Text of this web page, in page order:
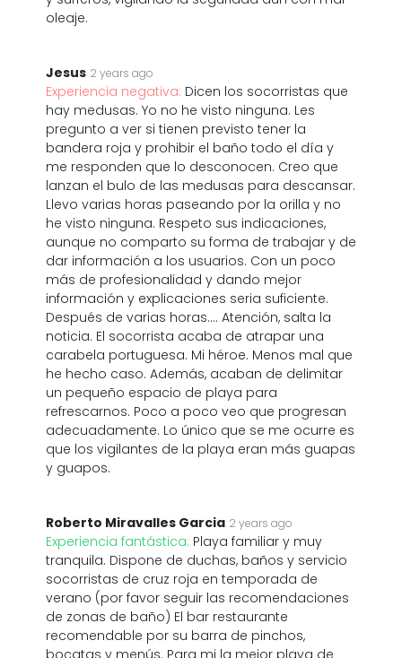
oleaje.
Jesus 2 years ago
Experiencia negativa: Dicen los socorristas que
hay medusas. Yo no he visto ninguna. Les
pregunto a ver si tienen previsto tener la
bandera roja y prohibir el baño todo el día y
me responden que lo desconocen. Creo que
lanzan el bulo de las medusas para descansar.
Llevo varias horas paseando por la orilla y no
he visto ninguna. Respeto sus indicaciones,
aunque no comparto su forma de trabajar y de
dar información a los usuarios. Con un poco
más de profesionalidad y dando mejor
información y explicaciones seria suficiente.
Después de varias horas.... Atención, salta la
noticia. El socorrista acaba de atrapar una
carabela portuguesa. Mi héroe. Menos mal que
he hecho caso. Además, acaban de delimitar
un pequeño espacio de playa para
refrescarnos. Poco a poco veo que progresan
adecuadamente. Lo único que se me ocurre es
que los vigilantes de la playa eran más guapas
y guapos.
Roberto Miravalles Garcia 2 years ago
Experiencia fantástica: Playa familiar y muy
tranquila. Dispone de duchas, baños y servicio
socorristas de cruz roja en temporada de
verano (por favor seguir las recomendaciones
de zonas de baño) El bar restaurante
recomendable por su barra de pinchos,
bocatas y menús. Para mi la mejor playa de